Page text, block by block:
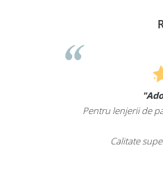
de casa apelez mereu cu